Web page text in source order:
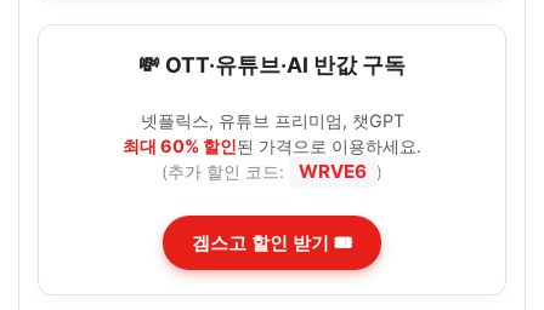
💸 OTT·유튜브·AI 반값 구독
넷플릭스, 유튜브 프리미엄, 챗GPT
최대 60% 할인된 가격으로 이용하세요.
(추가 할인 코드: WRVE6 )
겜스고 할인 받기 🎟️